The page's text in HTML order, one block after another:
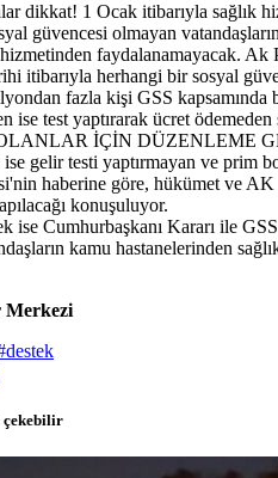
dikkat! 1 Ocak itibarıyla sağlık
güvencesi olmayan
faydalanamayacak. Ak
itibarıyla herhangi bir sosyal
fazla kişi GSS kapsamında
ise test yaptırarak ücret
İÇİN DÜZENLEME
gelir testi yaptırmayan ve prim
haberine göre, hükümet ve AK
konuşuluyor.
ise Cumhurbaşkanı Kararı ile
kamu hastanelerinden
Merkezi